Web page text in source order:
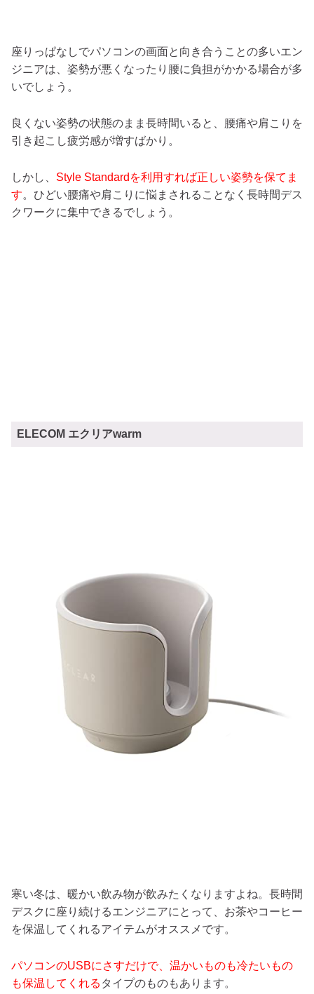
座りっぱなしでパソコンの画面と向き合うことの多いエン
ジニアは、姿勢が悪くなったり腰に負担がかかる場合が多
いでしょう。
良くない姿勢の状態のまま長時間いると、腰痛や肩こりを
引き起こし疲労感が増すばかり。
しかし、 Style Standardを利用すれば正しい姿勢を保てま
す。ひどい腰痛や肩こりに悩まされることなく長時間デス
クワークに集中できるでしょう。
ELECOM エクリアwarm
寒い冬は、暖かい飲み物が飲みたくなりますよね。長時間
デスクに座り続けるエンジニアにとって、お茶やコーヒー
を保温してくれるアイテムがオススメです。
パソコンのUSBにさすだけで、温かいものも冷たいもの
も保温してくれる タイプのものもあります。